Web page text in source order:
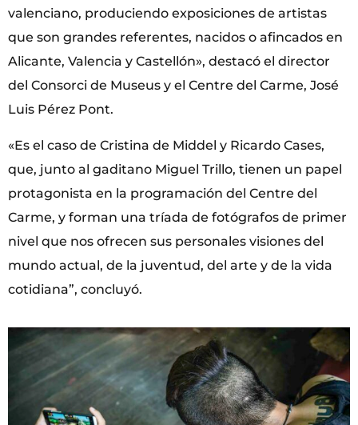
valenciano, produciendo exposiciones de artistas
que son grandes referentes, nacidos o afincados en
Alicante, Valencia y Castellón», destacó el director
del Consorci de Museus y el Centre del Carme, José
Luis Pérez Pont.
«Es el caso de Cristina de Middel y Ricardo Cases,
que, junto al gaditano Miguel Trillo, tienen un papel
protagonista en la programación del Centre del
Carme, y forman una tríada de fotógrafos de primer
nivel que nos ofrecen sus personales visiones del
mundo actual, de la juventud, del arte y de la vida
cotidiana”, concluyó.